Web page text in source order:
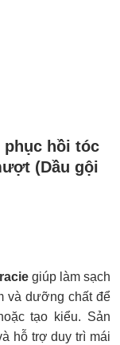
phục hồi tóc
(Dầu gội
giúp làm sạch
và dưỡng chất để
tạo kiểu. Sản
hỗ trợ duy trì mái